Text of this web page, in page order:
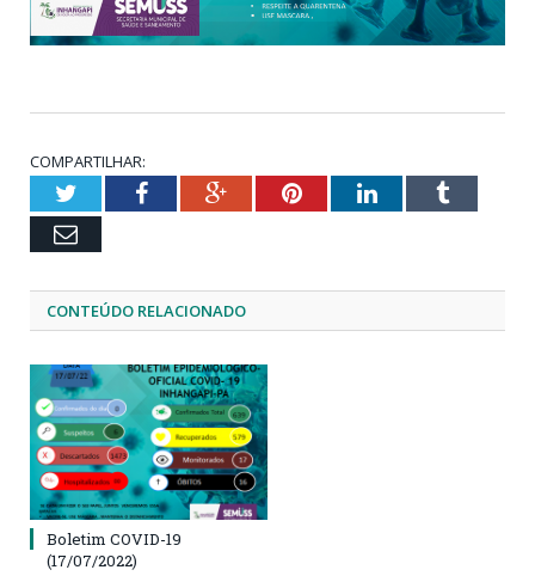
COMPARTILHAR:
TwitterFacebookGoogle+PinterestLinkedInTumblr
Email
CONTEÚDO RELACIONADO
Boletim COVID-19
(17/07/2022)